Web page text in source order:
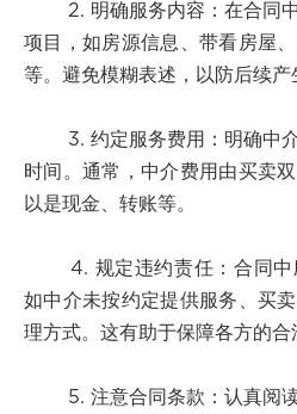
2. 明确服务内容：在合同中
项目，如房源信息、带看房屋
等。避免模糊表述，以防后续产
3. 约定服务费用：明确中介
时间。通常，中介费用由买卖
以是现金、转账等。
4. 规定违约责任：合同中
如中介未按约定提供服务、买
理方式。这有助于保障各方的合
5. 注意合同条款：认真阅读